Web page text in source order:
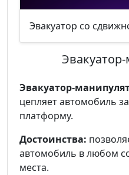
Эвакуатор со
Эвакуатор-
цепляет автомобиль
платформу.
Достоинства:
автомобиль в любом
места.